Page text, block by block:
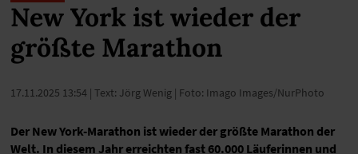
New York ist wieder der
größte Marathon
17.11.2025 13:54| Text: Jörg Wenig | Foto: Imago Images/NurPhoto
Der New York-Marathon ist wieder der größte Marathon der
Welt. In diesem Jahr erreichten fast 60.000 Läuferinnen und